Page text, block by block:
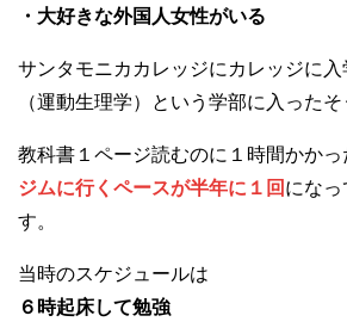
・大好きな外国人女性がいる
サンタモニカカレッジにカレッジに
（運動生理学）という学部に入ったそ
教科書１ページ読むのに１時間かか
ジムに行くペースが半年に１回 にな
す。
当時のスケジュールは
６時起床して勉強